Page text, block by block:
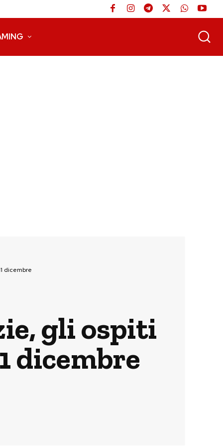
dicembre
gli ospiti
dicembre